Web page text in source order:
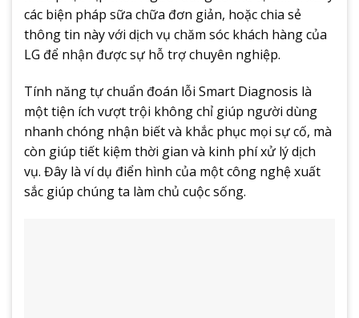
các biện pháp sữa chữa đơn giản, hoặc chia sẻ
thông tin này với dịch vụ chăm sóc khách hàng của
LG để nhận được sự hỗ trợ chuyên nghiệp.
Tính năng tự chuẩn đoán lỗi Smart Diagnosis là
một tiện ích vượt trội không chỉ giúp người dùng
nhanh chóng nhận biết và khắc phục mọi sự cố, mà
còn giúp tiết kiệm thời gian và kinh phí xử lý dịch
vụ. Đây là ví dụ điển hình của một công nghệ xuất
sắc giúp chúng ta làm chủ cuộc sống.